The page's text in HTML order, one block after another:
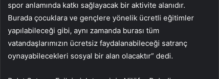
spor anlamında katkı sağlayacak bir aktivite alanıdır.
Burada çocuklara ve gençlere yönelik ücretli eğitimler
yapılabileceği gibi, aynı zamanda burası tüm
vatandaşlarımızın ücretsiz faydalanabileceği satranç
oynayabilecekleri sosyal bir alan olacaktır” dedi.